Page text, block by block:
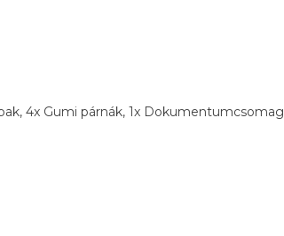
4x Gumi párnák, 1x Dokumentumcsomag